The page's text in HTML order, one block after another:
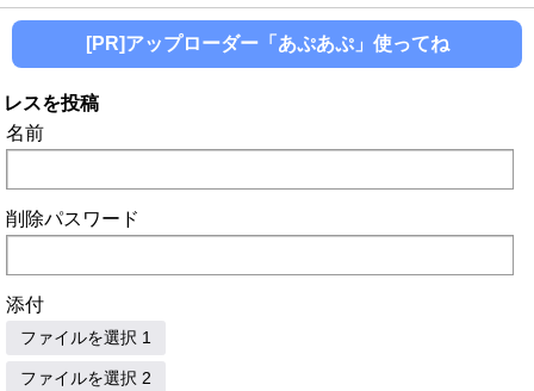
[PR]アップローダー「あぷあぷ」使ってね
レスを投稿
名前
削除パスワード
添付
ファイルを選択 1
ファイルを選択 2